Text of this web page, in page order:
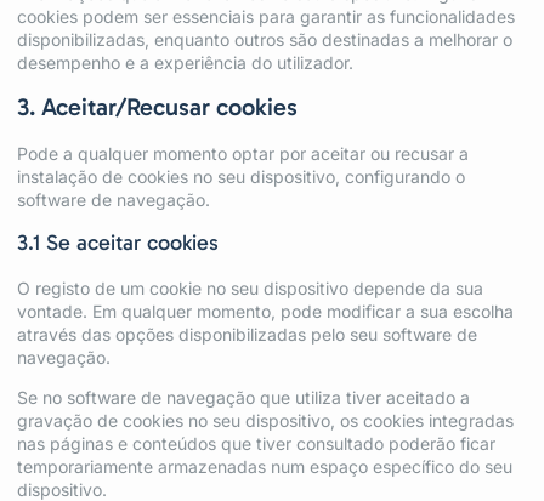
cookies podem ser essenciais para garantir as funcionalidades
disponibilizadas, enquanto outros são destinadas a melhorar o
desempenho e a experiência do utilizador.
3. Aceitar/Recusar cookies
Pode a qualquer momento optar por aceitar ou recusar a
instalação de cookies no seu dispositivo, configurando o
software de navegação.
3.1 Se aceitar cookies
O registo de um cookie no seu dispositivo depende da sua
vontade. Em qualquer momento, pode modificar a sua escolha
através das opções disponibilizadas pelo seu software de
navegação.
Se no software de navegação que utiliza tiver aceitado a
gravação de cookies no seu dispositivo, os cookies integradas
nas páginas e conteúdos que tiver consultado poderão ficar
temporariamente armazenadas num espaço específico do seu
dispositivo.